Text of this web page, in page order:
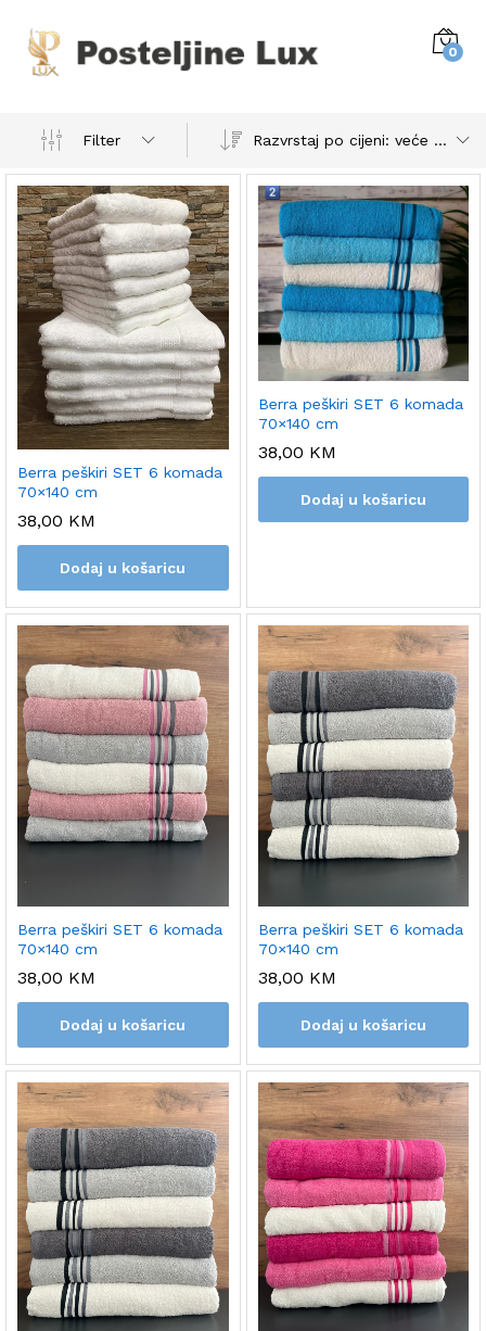
0
Filter Razvrstaj po cijeni: veće do manje
Berra peškiri SET 6 komada
70×140 cm
38,00 KM
Dodaj u košaricu
Berra peškiri SET 6 komada
70×140 cm
38,00 KM
Dodaj u košaricu
Berra peškiri SET 6 komada
70×140 cm
38,00 KM
Dodaj u košaricu
Berra peškiri SET 6 komada
70×140 cm
38,00 KM
Dodaj u košaricu